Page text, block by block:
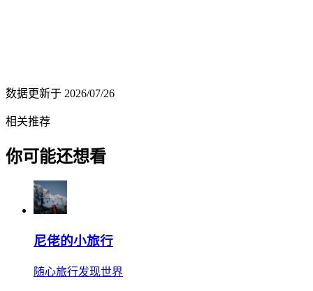
数据更新于 2026/07/26
相关推荐
你可能还想看
尼佬的小旅行
随心旅行发现世界